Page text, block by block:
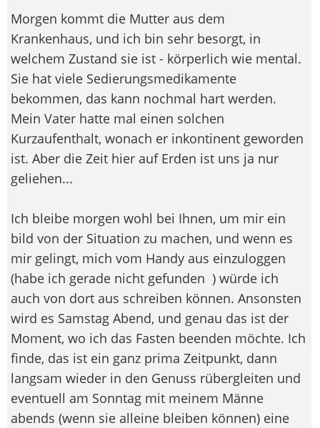
Morgen kommt die Mutter aus dem
Krankenhaus, und ich bin sehr besorgt, in
welchem Zustand sie ist - körperlich wie mental.
Sie hat viele Sedierungsmedikamente
bekommen, das kann nochmal hart werden.
Mein Vater hatte mal einen solchen
Kurzaufenthalt, wonach er inkontinent geworden
ist. Aber die Zeit hier auf Erden ist uns ja nur
geliehen...
Ich bleibe morgen wohl bei Ihnen, um mir ein
bild von der Situation zu machen, und wenn es
mir gelingt, mich vom Handy aus einzuloggen
(habe ich gerade nicht gefunden ) würde ich
auch von dort aus schreiben können. Ansonsten
wird es Samstag Abend, und genau das ist der
Moment, wo ich das Fasten beenden möchte. Ich
finde, das ist ein ganz prima Zeitpunkt, dann
langsam wieder in den Genuss rübergleiten und
eventuell am Sonntag mit meinem Männe
abends (wenn sie alleine bleiben können) eine